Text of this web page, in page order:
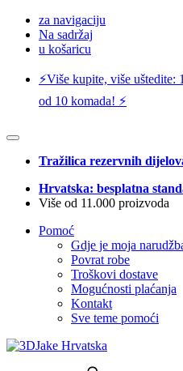
za navigaciju
Na sadržaj
u košaricu
⚡️Više kupite, više
od 10 komada! ⚡️
Tražilica rezervnih
Hrvatska: besplatna
Više od 11.000 proizvoda
Pomoć
Gdje je moja
Povrat robe
Troškovi dostave
Mogućnosti plaćanja
Kontakt
Sve teme pomoći